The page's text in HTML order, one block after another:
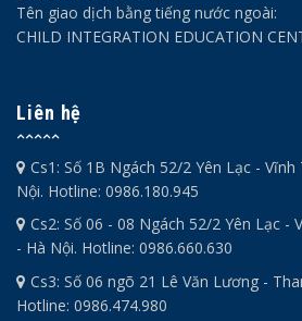
Tên giao dịch bằng tiếng nước ngoài:
CHILD INTEGRATION EDUCATION
Liên hệ
Cs1: Số 1B Ngách 52/2 Yên Lạc -
Nội. Hotline: 0986.180.945
Cs2: Số 06 - 08 Ngách 52/2 Yên Lạc -
- Hà Nội. Hotline: 0986.660.630
Cs3: Số 06 ngõ 21 Lê Văn Lương -
Hotline: 0986.474.980